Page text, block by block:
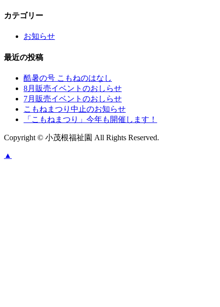
カテゴリー
お知らせ
最近の投稿
酷暑の号 こもねのはなし
8月販売イベントのおしらせ
7月販売イベントのおしらせ
こもねまつり中止のお知らせ
「こもねまつり」今年も開催します！
Copyright © 小茂根福祉園 All Rights Reserved.
▲